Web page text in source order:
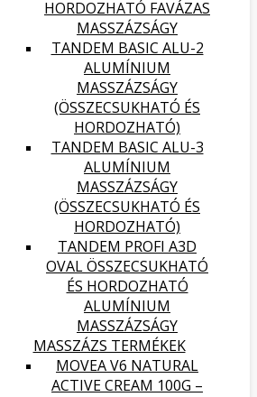
HORDOZHATÓ FAVÁZAS
MASSZÁZSÁGY
TANDEM BASIC ALU-2
ALUMÍNIUM
MASSZÁZSÁGY
(ÖSSZECSUKHATÓ ÉS
HORDOZHATÓ)
TANDEM BASIC ALU-3
ALUMÍNIUM
MASSZÁZSÁGY
(ÖSSZECSUKHATÓ ÉS
HORDOZHATÓ)
TANDEM PROFI A3D
OVAL ÖSSZECSUKHATÓ
ÉS HORDOZHATÓ
ALUMÍNIUM
MASSZÁZSÁGY
MASSZÁZS TERMÉKEK
MOVEA V6 NATURAL
ACTIVE CREAM 100G –